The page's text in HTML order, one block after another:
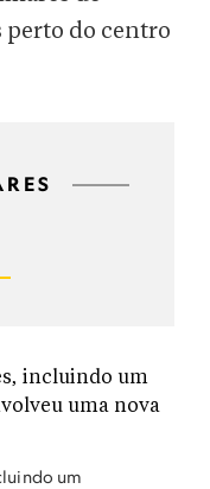
perto do centro
um